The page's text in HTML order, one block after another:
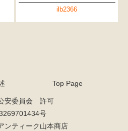
ilb2366
Top Page
安委員会 許可
号
ティーク山本商店